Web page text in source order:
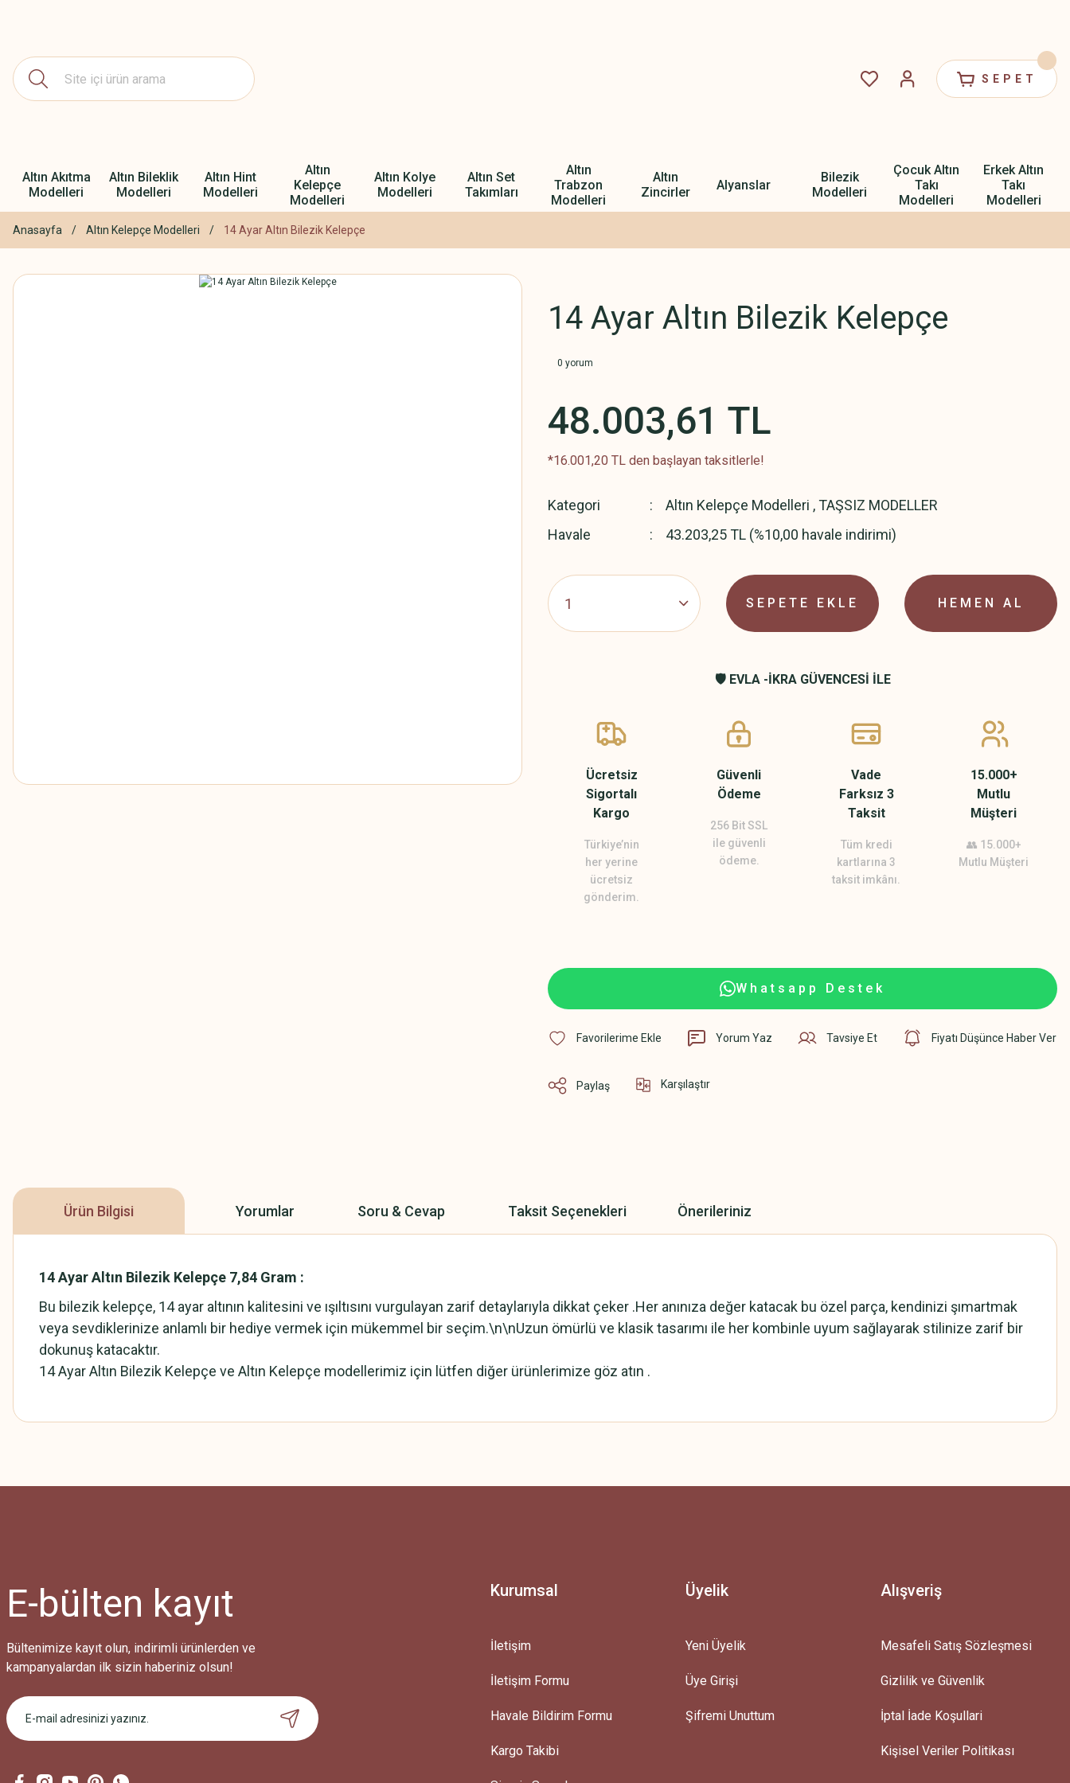
SEPET
Altın Akıtma
Modelleri
Altın Bileklik
Modelleri
Altın Hint
Modelleri
Altın
Kelepçe
Modelleri
Altın Kolye
Modelleri
Altın Set
Takımları
Altın
Trabzon
Modelleri
Altın
Zincirler
Alyanslar
Bilezik
Modelleri
Çocuk Altın
Takı
Modelleri
Erkek Altın
Takı
Modelleri
Anasayfa Altın Kelepçe Modelleri 14 Ayar Altın Bilezik Kelepçe
14 Ayar Altın Bilezik Kelepçe
0 yorum
48.003,61 TL
*16.001,20 TL den başlayan taksitlerle!
Kategori Altın Kelepçe Modelleri ,TAŞSIZ MODELLER
Havale
43.203,25 TL (%10,00 havale indirimi)
SEPETE EKLE HEMEN AL
🛡️ EVLA -İKRA GÜVENCESİ İLE
Ücretsiz
Sigortalı
Kargo
Türkiye’nin
her yerine
ücretsiz
gönderim.
Güvenli
Ödeme
256 Bit SSL
ile güvenli
ödeme.
Vade
Farksız 3
Taksit
Tüm kredi
kartlarına 3
taksit imkânı.
15.000+
Mutlu
Müşteri
👥 15.000+
Mutlu Müşteri
Whatsapp Destek
Yorum Yaz Tavsiye Et Fiyatı Düşünce Haber Ver
Paylaş Karşılaştır
Ürün Bilgisi Yorumlar Soru & Cevap Taksit Seçenekleri Önerileriniz
14 Ayar Altın Bilezik Kelepçe 7,84 Gram :
Bu bilezik kelepçe, 14 ayar altının kalitesini ve ışıltısını vurgulayan zarif detaylarıyla dikkat çeker .Her anınıza değer katacak bu özel parça, kendinizi şımartmak
veya sevdiklerinize anlamlı bir hediye vermek için mükemmel bir seçim.\n\nUzun ömürlü ve klasik tasarımı ile her kombinle uyum sağlayarak stilinize zarif bir
dokunuş katacaktır.
14 Ayar Altın Bilezik Kelepçe ve Altın Kelepçe modellerimiz için lütfen diğer ürünlerimize göz atın .
Bu ürüne ilk yorumu siz yapın!
Ürün hakkında henüz soru sorulmamış.
Bu ürüne benzer farklı alternatifler olmalı.
Gönder
E-bülten kayıt
Bültenimize kayıt olun, indirimli ürünlerden ve
kampanyalardan ilk sizin haberiniz olsun!
Kurumsal
İletişim
İletişim Formu
Havale Bildirim Formu
Kargo Takibi
Üyelik
Yeni Üyelik
Üye Girişi
Şifremi Unuttum
Alışveriş
Mesafeli Satış Sözleşmesi
Gizlilik ve Güvenlik
İptal İade Koşullari
Kişisel Veriler Politikası